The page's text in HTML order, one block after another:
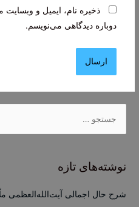
ذخیره نام، ایمیل و
دوباره دیدگاهی می‌نویسم.
ب
نوشته‌های تازه
شرح حال اجمالی آیت‌الله‌العظمی